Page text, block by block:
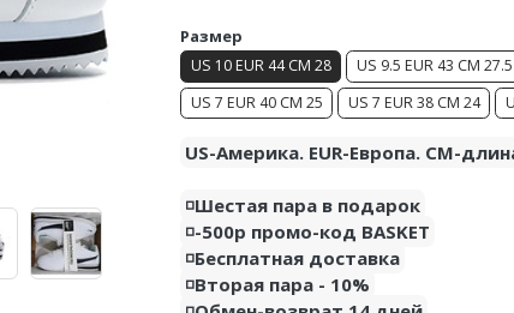
Размер
US 10 EUR 44 CM 28 US 9.5 EUR 43 CM 27.5
US 7 EUR 40 CM 25
US 7 EUR 38 CM 24
US-Америка. EUR-Европа. CM-
◽️Шестая пара в подарок
◽️-500р промо-код BASKET
◽️Бесплатная доставка
◽️Вторая пара - 10%